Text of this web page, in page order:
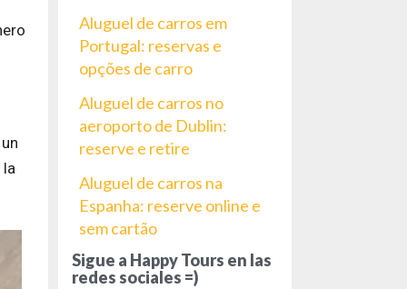
la
Aluguel de carros em
Portugal: reservas e
opções de carro
Aluguel de carros no
aeroporto de Dublin:
reserve e retire
Aluguel de carros na
Espanha: reserve online e
sem cartão
Sigue a Happy Tours en las
redes sociales =)